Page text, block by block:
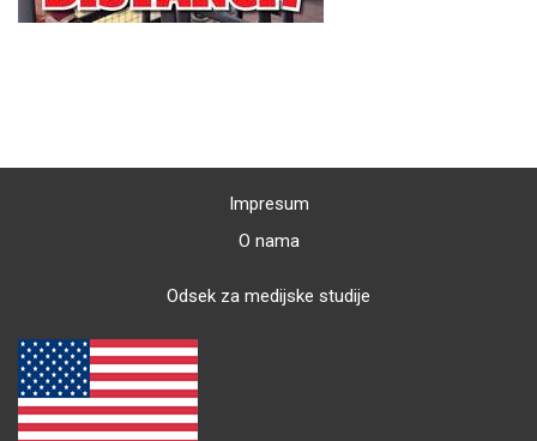
Impresum
O nama
Odsek za medijske studije